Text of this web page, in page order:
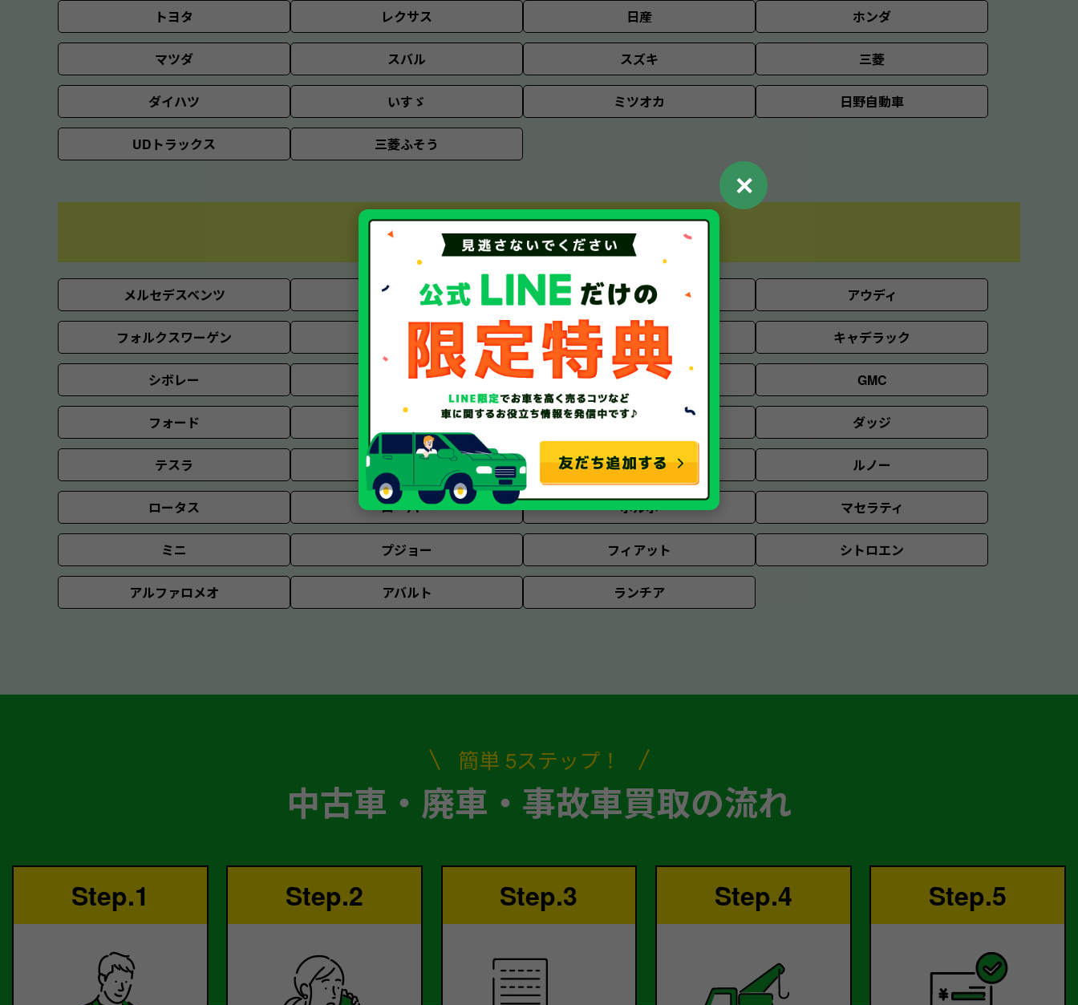
トヨタ レクサス 日産 ホンダ
マツダ スバル スズキ 三菱
ダイハツ いすゞ ミツオカ 日野自動車
UDトラックス 三菱ふそう
輸入車
メルセデスベンツ AMG BMW アウディ
フォルクスワーゲン ポルシェ スマート キャデラック
シボレー ジープ ハマー GMC
フォード クライスラー ダッジ
テスラ ジャガー ランドローバー ルノー
ロータス ローバー ボルボ マセラティ
ミニ プジョー フィアット シトロエン
アルファロメオ アバルト ランチア
簡単 5ステップ！
中古車・廃車・事故車買取の流れ
Step.1 Step.2 Step.3 Step.4 Step.5
✕